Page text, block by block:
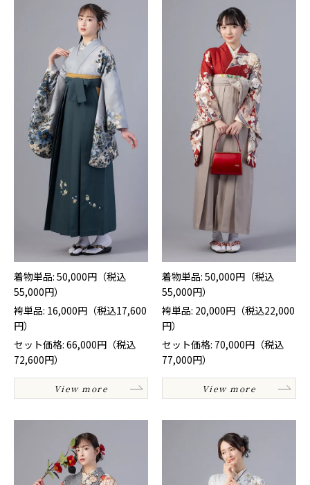
着物単品: 50,000円（税込
55,000円）
袴単品: 16,000円（税込17,600
円）
セット価格: 66,000円（税込
72,600円）
View more
着物単品: 50,000円（税込
55,000円）
袴単品: 20,000円（税込22,000
円）
セット価格: 70,000円（税込
77,000円）
View more